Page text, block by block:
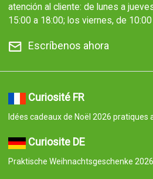
atención al cliente: de lunes a
15:00 a 18:00; los viernes, de
Escríbenos ahora
Curiosité FR
Idées cadeaux de Noël 2026 pratiques
Curiosite DE
Praktische Weihnachtsgeschenke